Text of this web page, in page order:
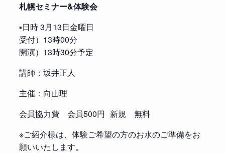
札幌セミナー&体験会
▪️日時 3月13日金曜日
受付）13時00分
開演）13時30分予定
講師：坂井正人
主催：向山理
会員協力費 会員500円 新規 無料
※ご紹介様は、体験ご希望の方のお水のご準備をお
願いいたします。